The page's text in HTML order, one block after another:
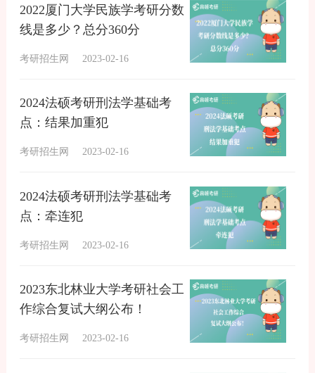
2022厦门大学民族学考研分数
线是多少？总分360分
考研招生网 2023-02-16
2024法硕考研刑法学基础考
点：结果加重犯
考研招生网 2023-02-16
2024法硕考研刑法学基础考
点：牵连犯
考研招生网 2023-02-16
2023东北林业大学考研社会工
作综合复试大纲公布！
考研招生网 2023-02-16